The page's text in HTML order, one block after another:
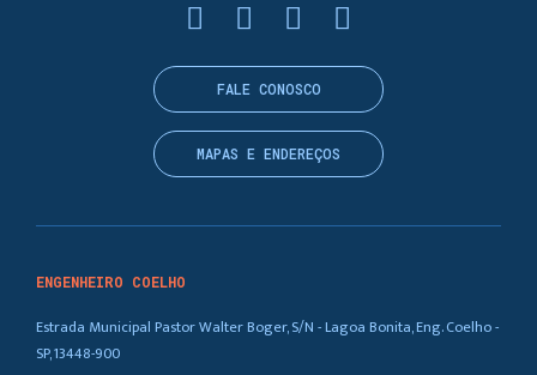
ENGENHEIRO COELHO
Estrada Municipal Pastor Walter Boger, S/N - Lagoa Bonita, Eng. Coelho -
SP, 13448-900
FALE CONOSCO
MAPAS E ENDEREÇOS